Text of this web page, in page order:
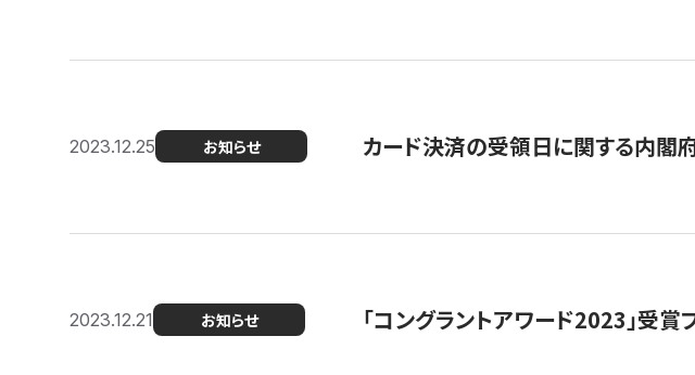
2023.12.25 お知らせ カード決済の受領日に関する内閣
2023.12.21 お知らせ 「コングラントアワード2023」受賞